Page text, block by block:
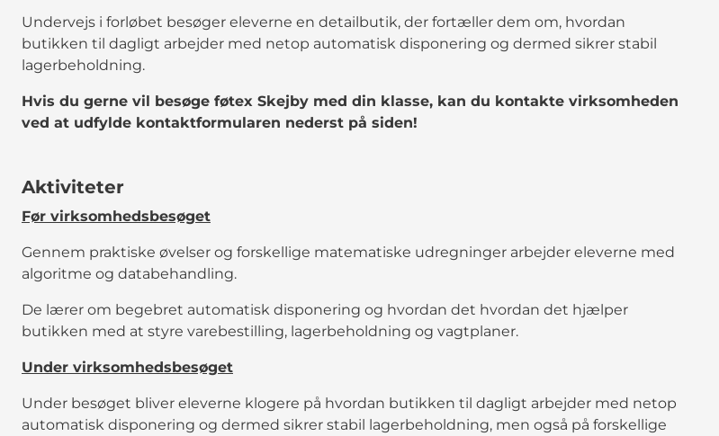
Undervejs i forløbet besøger eleverne en detailbutik, der fortæller dem om, hvordan
butikken til dagligt arbejder med netop automatisk disponering og dermed sikrer stabil
lagerbeholdning.
Hvis du gerne vil besøge føtex Skejby med din klasse, kan du kontakte virksomheden
ved at udfylde kontaktformularen nederst på siden!
Aktiviteter
Før virksomhedsbesøget
Gennem praktiske øvelser og forskellige matematiske udregninger arbejder eleverne med
algoritme og databehandling.
De lærer om begebret automatisk disponering og hvordan det hvordan det hjælper
butikken med at styre varebestilling, lagerbeholdning og vagtplaner.
Under virksomhedsbesøget
Under besøget bliver eleverne klogere på hvordan butikken til dagligt arbejder med netop
automatisk disponering og dermed sikrer stabil lagerbeholdning, men også på forskellige